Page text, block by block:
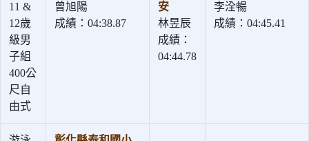
11 &
12歲
級男
子組
400公
尺自
由式
曾旭陽
成績：04:38.87
安
林昱辰
成績：
04:44.78
李洤暢
成績：04:45.41